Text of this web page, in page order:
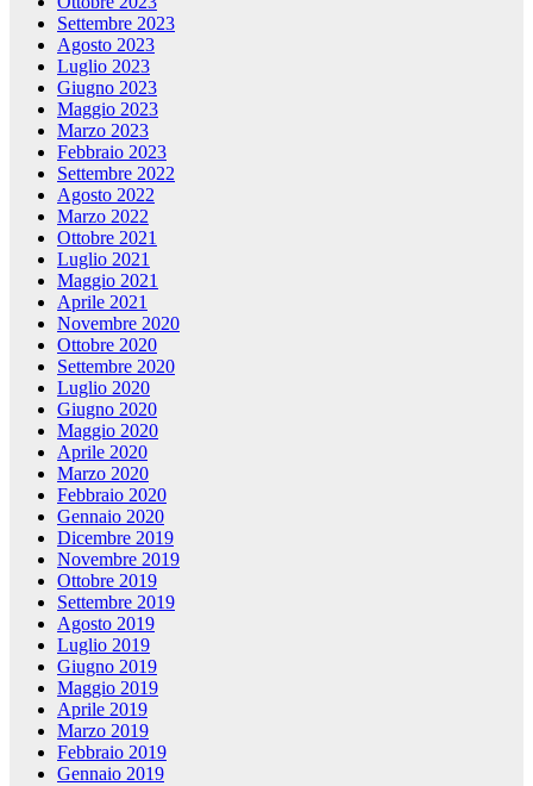
Settembre 2023
Agosto 2023
Luglio 2023
Giugno 2023
Maggio 2023
Marzo 2023
Febbraio 2023
Settembre 2022
Agosto 2022
Marzo 2022
Ottobre 2021
Luglio 2021
Maggio 2021
Aprile 2021
Novembre 2020
Ottobre 2020
Settembre 2020
Luglio 2020
Giugno 2020
Maggio 2020
Aprile 2020
Marzo 2020
Febbraio 2020
Gennaio 2020
Dicembre 2019
Novembre 2019
Ottobre 2019
Settembre 2019
Agosto 2019
Luglio 2019
Giugno 2019
Maggio 2019
Aprile 2019
Marzo 2019
Febbraio 2019
Gennaio 2019